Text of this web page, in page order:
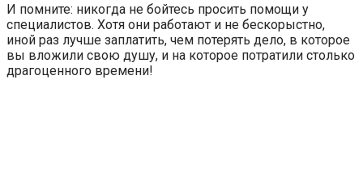
И помните: никогда не бойтесь просить помощи у
специалистов. Хотя они работают и не бескорыстно,
иной раз лучше заплатить, чем потерять дело, в которое
вы вложили свою душу, и на которое потратили столько
драгоценного времени!